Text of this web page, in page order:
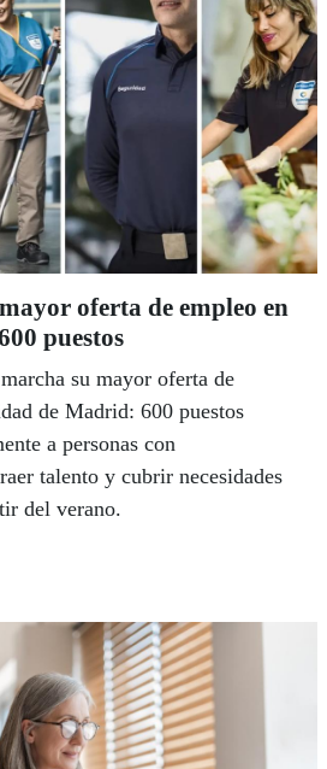
oferta de empleo en
puestos
su mayor oferta de
de Madrid: 600 puestos
a personas con
talento y cubrir necesidades
del verano.